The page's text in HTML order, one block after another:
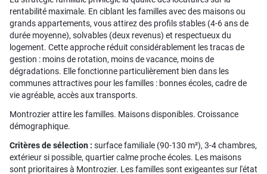
rentabilité maximale. En ciblant les familles avec des maisons ou
grands appartements, vous attirez des profils stables (4-6 ans de
durée moyenne), solvables (deux revenus) et respectueux du
logement. Cette approche réduit considérablement les tracas de
gestion : moins de rotation, moins de vacance, moins de
dégradations. Elle fonctionne particulièrement bien dans les
communes attractives pour les familles : bonnes écoles, cadre de
vie agréable, accès aux transports.
Montrozier attire les familles. Maisons disponibles. Croissance
démographique.
Critères de sélection : surface familiale (90-130 m²), 3-4 chambres,
extérieur si possible, quartier calme proche écoles. Les maisons
sont prioritaires à Montrozier. Les familles sont exigeantes sur l'état